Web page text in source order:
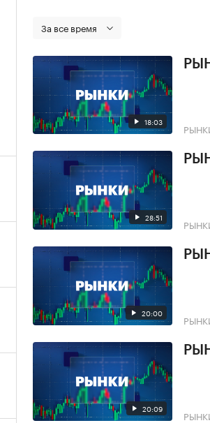
За все время
18:03
28:51
20:00
20:09